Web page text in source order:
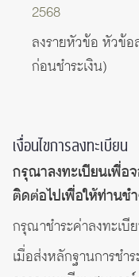
2568
ลงรายหัวข้อ หัวข้
ก่อนชำระเงิน)
เงื่อนไขการลงทะเบียน
กรุณาลงทะเบียนเพื่อ
ติดต่อไปเพื่อให้ท่านช
กรุณาชำระค่าลงทะเบี
เมื่อส่งหลักฐานการชำ